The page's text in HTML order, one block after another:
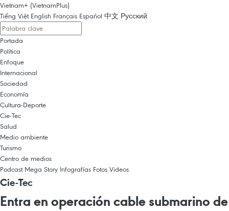
Vietnam+ (VietnamPlus)
Tiếng Việt English Français Español 中文 Русский
Portada
Política
Enfoque
Internacional
Sociedad
Economía
Cultura-Deporte
Cie-Tec
Salud
Medio ambiente
Turismo
Centro de medios
Podcast Mega Story Infografías Fotos Videos
Cie-Tec
Entra en operación cable submarino de